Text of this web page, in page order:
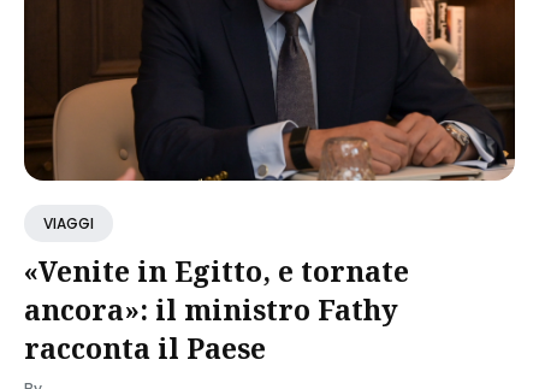
VIAGGI
«Venite in Egitto, e tornate
ancora»: il ministro Fathy
racconta il Paese